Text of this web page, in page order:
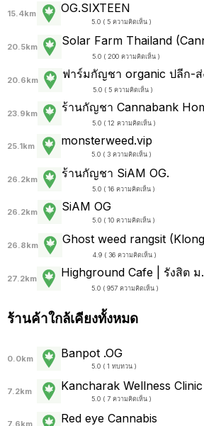
15.4km OG.SIXTEEN
5.0 ( 5 ความคิดเห็น )
20.5km Solar Farm Thailand
5.0 ( 200 ความคิดเห็น )
20.6km ฟาร์มกัญชา organic ปลีก-ส่
5.0 ( 5 ความคิดเห็น )
23.9km ร้านกัญชา Cannabank
5.0 ( 12 ความคิดเห็น )
25.1km monsterweed.vip
5.0 ( 3 ความคิดเห็น )
26.2km ร้านกัญชา SiAM OG.
5.0 ( 16 ความคิดเห็น )
26.2km SiAM OG
5.0 ( 10 ความคิดเห็น )
26.8km Ghost weed rangsit
4.9 ( 36 ความคิดเห็น )
27.2km Highground Cafe | รังสิต ม
5.0 ( 957 ความคิดเห็น )
ร้านค้าใกล้เคียงทั้งหมด
0.0km Banpot .OG
5.0 ( 1 ทบทวน )
7.2km Kancharak Wellness Clinic
5.0 ( 7 ความคิดเห็น )
7.6km Red eye Cannabis